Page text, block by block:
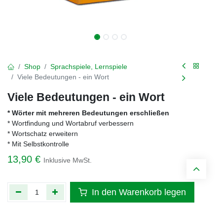
Shop
Sprachspiele, Lernspiele
Viele Bedeutungen - ein Wort
Viele Bedeutungen - ein Wort
* Wörter mit mehreren Bedeutungen erschließen
* Wortfindung und Wortabruf verbessern
* Wortschatz erweitern
* Mit Selbstkontrolle
13,90 € Inklusive MwSt.
In den Warenkorb legen